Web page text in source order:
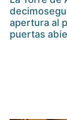
apertura al
puertas